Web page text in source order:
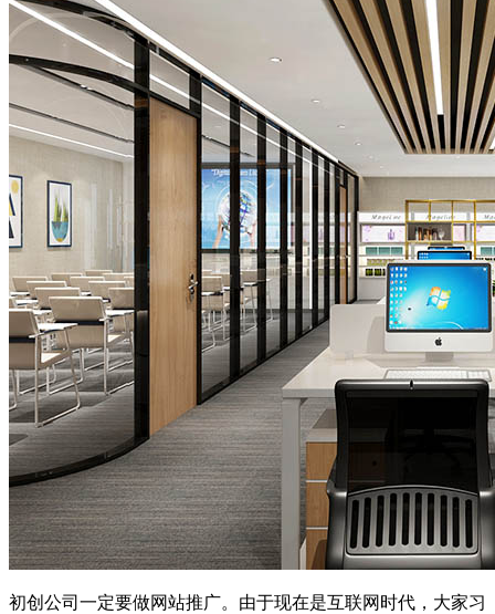
初创公司一定要做网站推广。由于现在是互联网时代，大家习